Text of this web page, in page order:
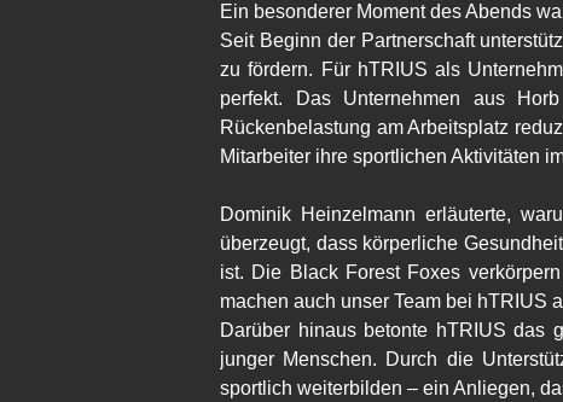
Ein besonderer Moment des Abends
Seit Beginn der Partnerschaft
zu fördern. Für hTRIUS als
perfekt. Das Unternehmen aus
Rückenbelastung am Arbeitsplatz
Mitarbeiter ihre sportlichen Aktivitäten
Dominik Heinzelmann erläuterte,
überzeugt, dass körperliche
ist. Die Black Forest Foxes
machen auch unser Team bei hTRIUS
Darüber hinaus betonte hTRIUS das
junger Menschen. Durch die
sportlich weiterbilden – ein Anliegen,